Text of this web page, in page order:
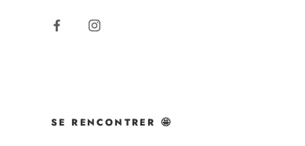
SE RENCONTRER 🤩